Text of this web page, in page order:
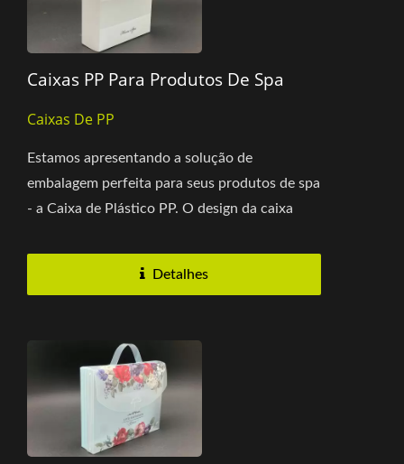
Caixas PP Para Produtos De Spa
Caixas De PP
Estamos apresentando a solução de
embalagem perfeita para seus produtos de spa
- a Caixa de Plástico PP. O design da caixa
Detalhes